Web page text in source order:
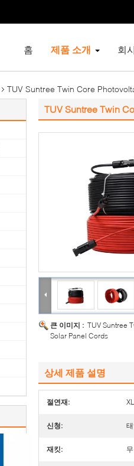
홈 제품 소개 회
TUV Suntree Twin Core
TUV Suntree Twin
큰 이미지 : TUV Suntree
Solar Panel Cords
상세 제품 설명
절연재:
신청:
재킷: